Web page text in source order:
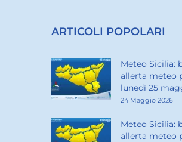
ARTICOLI POPOLARI
Meteo Sicilia:
allerta meteo
lunedì 25
24 Maggio 2026
Meteo Sicilia:
allerta meteo